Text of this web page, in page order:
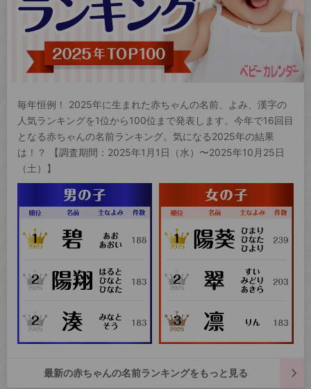
毎年恒例！ 2025年に生まれた赤ちゃんの名前、よみ、漢字の
人気ランキングを1位から100位まで発表します。今年で16回目
となる赤ちゃんの名前ランキング。気になる2025年の結果
は！？ 【調査期間：2025年1月1日（水）〜2025年10月25日
（土）】
最新の赤ちゃんの名前ランキングをもっと見る